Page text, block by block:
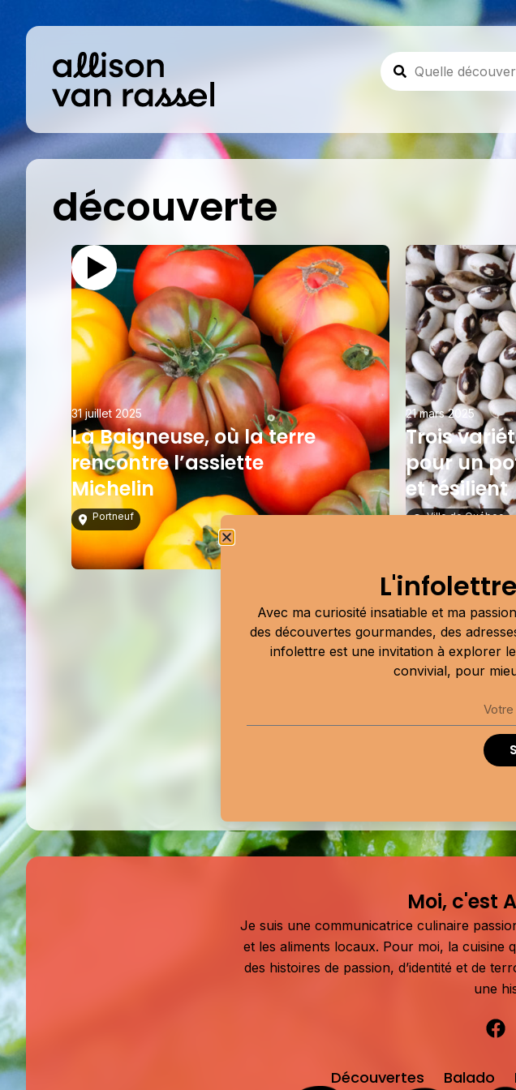
découverte
31 juillet 2025
La Baigneuse, où la terre
rencontre l’assiette
Michelin
Portneuf
21 mars 2025
Trois
pour un
et résilient
Ville de Québec
Moi, c'est
Je suis une communicatrice culinaire
et les aliments locaux. Pour moi, la cuisine
des histoires de passion, d’identité et de
une
Découvertes Balado
Avec ma curiosité insatiable et ma
des découvertes gourmandes, des
infolettre est une invitation à explorer
convivial, pour